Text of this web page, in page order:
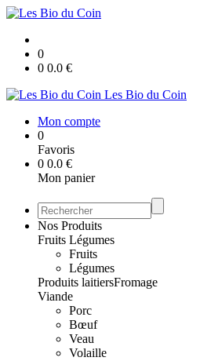
0
0 0.0 €
Les Bio du Coin
Mon compte
0
Favoris
0 0.0 €
Mon panier
Nos Produits
Fruits Légumes
Fruits
Légumes
Produits laitiersFromage
Viande
Porc
Bœuf
Veau
Volaille